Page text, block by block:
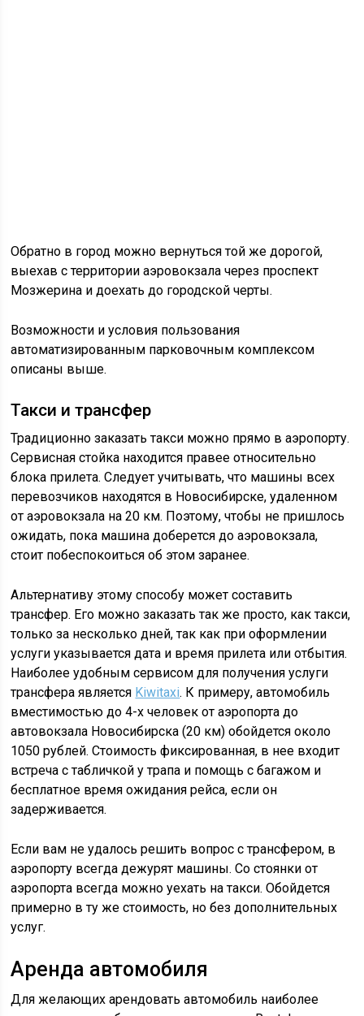
Обратно в город можно вернуться той же дорогой,
выехав с территории аэровокзала через проспект
Мозжерина и доехать до городской черты.
Возможности и условия пользования
автоматизированным парковочным комплексом
описаны выше.
Такси и трансфер
Традиционно заказать такси можно прямо в аэропорту.
Сервисная стойка находится правее относительно
блока прилета. Следует учитывать, что машины всех
перевозчиков находятся в Новосибирске, удаленном
от аэровокзала на 20 км. Поэтому, чтобы не пришлось
ожидать, пока машина доберется до аэровокзала,
стоит побеспокоиться об этом заранее.
Альтернативу этому способу может составить
трансфер. Его можно заказать так же просто, как такси,
только за несколько дней, так как при оформлении
услуги указывается дата и время прилета или отбытия.
Наиболее удобным сервисом для получения услуги
трансфера является Kiwitaxi. К примеру, автомобиль
вместимостью до 4-х человек от аэропорта до
автовокзала Новосибирска (20 км) обойдется около
1050 рублей. Стоимость фиксированная, в нее входит
встреча с табличкой у трапа и помощь с багажом и
бесплатное время ожидания рейса, если он
задерживается.
Если вам не удалось решить вопрос с трансфером, в
аэропорту всегда дежурят машины. Со стоянки от
аэропорта всегда можно уехать на такси. Обойдется
примерно в ту же стоимость, но без дополнительных
услуг.
Аренда автомобиля
Для желающих арендовать автомобиль наиболее